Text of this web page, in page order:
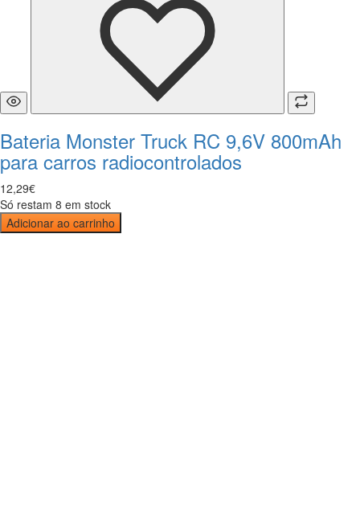
Bateria Monster Truck RC 9,6V 800mAh
para carros radiocontrolados
12,29€
Só restam 8 em stock
Adicionar ao carrinho